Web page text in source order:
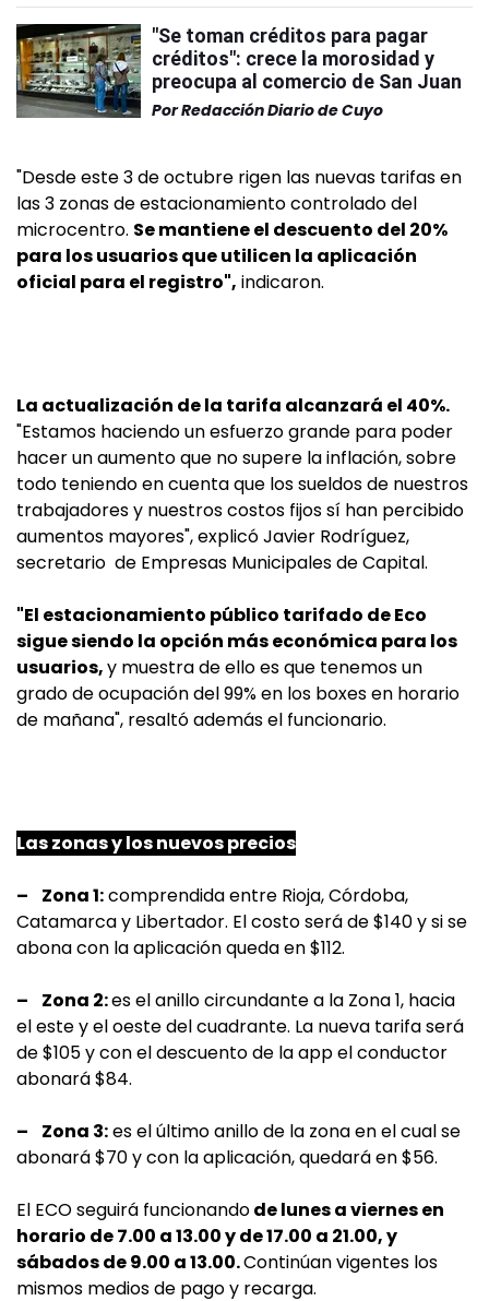
"Se toman créditos para pagar
créditos": crece la morosidad y
preocupa al comercio de San Juan
PorRedacción Diario de Cuyo
"Desde este 3 de octubre rigen las nuevas tarifas en
las 3 zonas de estacionamiento controlado del
microcentro. Se mantiene el descuento del 20%
para los usuarios que utilicen la aplicación
oficial para el registro", indicaron.
La actualización de la tarifa alcanzará el 40%.
"Estamos haciendo un esfuerzo grande para poder
hacer un aumento que no supere la inflación, sobre
todo teniendo en cuenta que los sueldos de nuestros
trabajadores y nuestros costos fijos sí han percibido
aumentos mayores", explicó Javier Rodríguez,
secretario de Empresas Municipales de Capital.
"El estacionamiento público tarifado de Eco
sigue siendo la opción más económica para los
usuarios,y muestra de ello es que tenemos un
grado de ocupación del 99% en los boxes en horario
de mañana", resaltó además el funcionario.
Las zonas y los nuevos precios
– Zona 1:comprendida entre Rioja, Córdoba,
Catamarca y Libertador. El costo será de $140 y si se
abona con la aplicación queda en $112.
– Zona 2:es el anillo circundante a la Zona 1, hacia
el este y el oeste del cuadrante. La nueva tarifa será
de $105 y con el descuento de la app el conductor
abonará $84.
– Zona 3:es el último anillo de la zona en el cual se
abonará $70 y con la aplicación, quedará en $56.
El ECO seguirá funcionandode lunes a viernes en
horario de 7.00 a 13.00 y de 17.00 a 21.00, y
sábados de 9.00 a 13.00.Continúan vigentes los
mismos medios de pago y recarga.